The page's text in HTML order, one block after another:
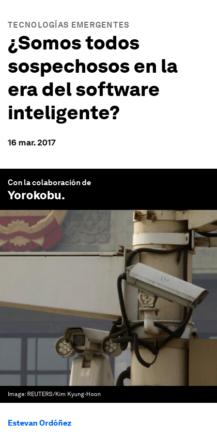
TECNOLOGÍAS EMERGENTES
¿Somos todos
sospechosos en la
era del software
inteligente?
16 mar. 2017
Con la colaboración de
Yorokobu.
Image: REUTERS/Kim Kyung-Hoon
Estevan Ordóñez